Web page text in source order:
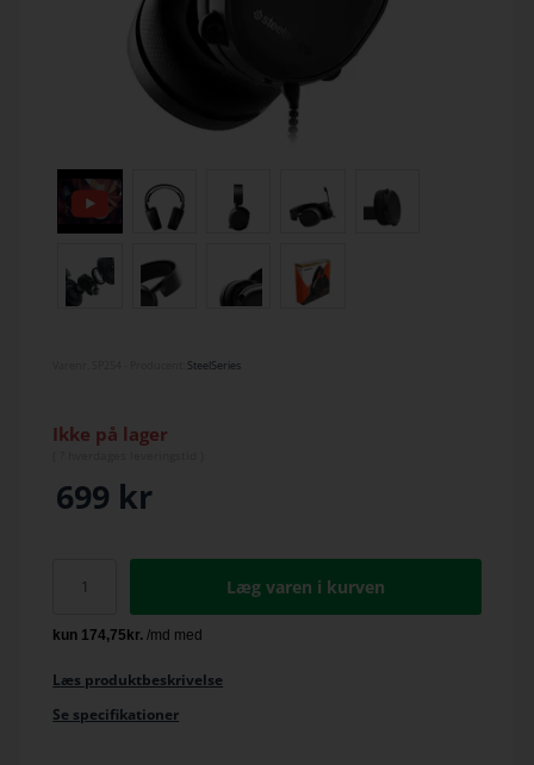
SteelSeries
Ikke på lager
699 kr
Læg varen i kurven
Læs produktbeskrivelse
Se specifikationer